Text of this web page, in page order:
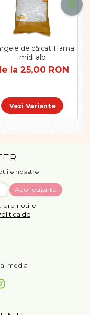
de călcat Hama
midi alb
la 25,00 RON
Vezi Variante
noastre
promotiile
de
media